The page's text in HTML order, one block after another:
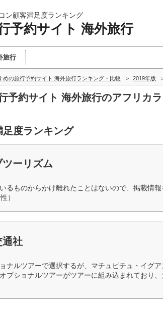
ン顧客満足度ランキング
予約サイト 海外旅行
旅行
めの旅行予約サイト 海外旅行ランキング・比較 2019年版
予約サイト 海外旅行のアフリカ
足度ランキング
ツーリズム
るものからかけ離れたことはないので、掲載情
）
通社
ナルツアーで選択するが、マチュピチュ・イグア
プショナルツアーがツアーに組み込まれており